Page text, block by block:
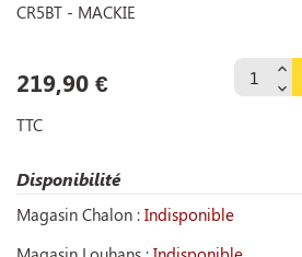
CR5BT - MACKIE
219,90 €
TTC
Disponibilité
Magasin Chalon : Indisponible